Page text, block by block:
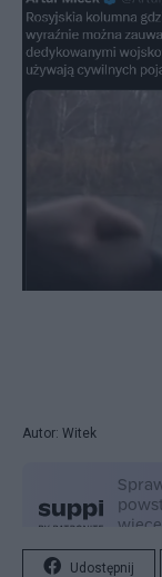
Autor: Witek
Udostępnij